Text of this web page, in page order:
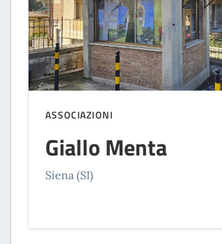
ASSOCIAZIONI
Giallo Menta
Siena (SI)